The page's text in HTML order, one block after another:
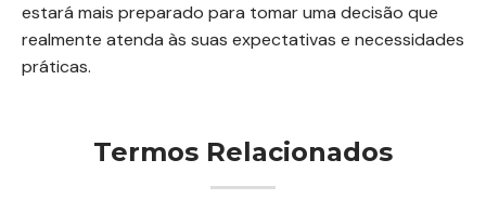
estará mais preparado para tomar uma decisão que
realmente atenda às suas expectativas e necessidades
práticas.
Termos Relacionados